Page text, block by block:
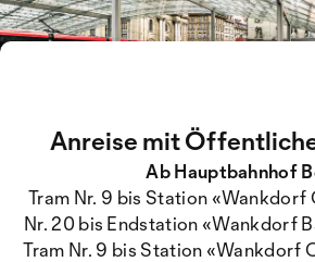
Anreise mit
Ab Hauptbahnhof
Tram Nr. 9 bis Station «Wankdorf
Nr. 20 bis Endstation «Wankdorf
Tram Nr. 9 bis Station «Wankdorf